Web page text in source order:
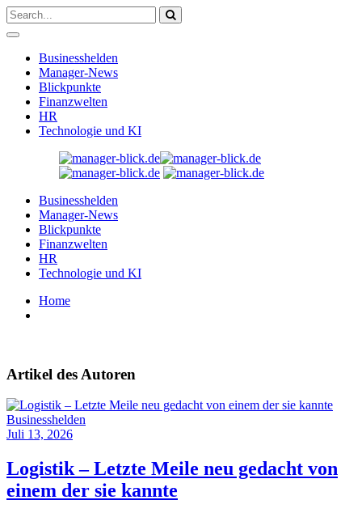
Businesshelden
Manager-News
Blickpunkte
Finanzwelten
HR
Technologie und KI
Businesshelden
Manager-News
Blickpunkte
Finanzwelten
HR
Technologie und KI
Home
Artikel des Autoren
Businesshelden
Juli 13, 2026
Logistik – Letzte Meile neu gedacht von
einem der sie kannte